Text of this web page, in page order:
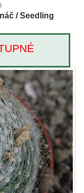
/ Seedling